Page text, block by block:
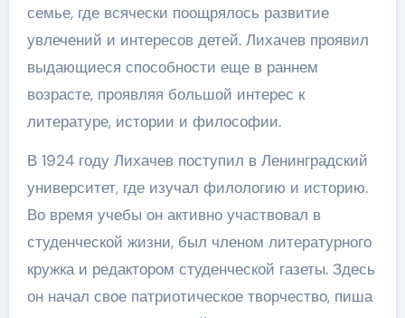
семье, где всячески поощрялось развитие
увлечений и интересов детей. Лихачев проявил
выдающиеся способности еще в раннем
возрасте, проявляя большой интерес к
литературе, истории и философии.
В 1924 году Лихачев поступил в Ленинградский
университет, где изучал филологию и историю.
Во время учебы он активно участвовал в
студенческой жизни, был членом литературного
кружка и редактором студенческой газеты. Здесь
он начал свое патриотическое творчество, пиша